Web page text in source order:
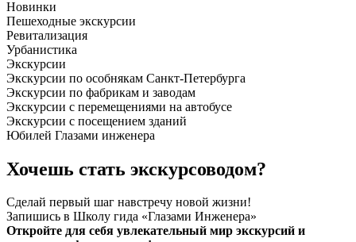
Новинки
Пешеходные экскурсии
Ревитализация
Урбанистика
Экскурсии
Экскурсии по особнякам Санкт-Петербурга
Экскурсии по фабрикам и заводам
Экскурсии с перемещениями на автобусе
Экскурсии с посещением зданий
Юбилей Глазами инженера
Хочешь стать экскурсоводом?
Сделай первый шаг навстречу новой жизни!
Запишись в Школу гида «Глазами Инженера»
Откройте для себя увлекательный мир экскурсий и